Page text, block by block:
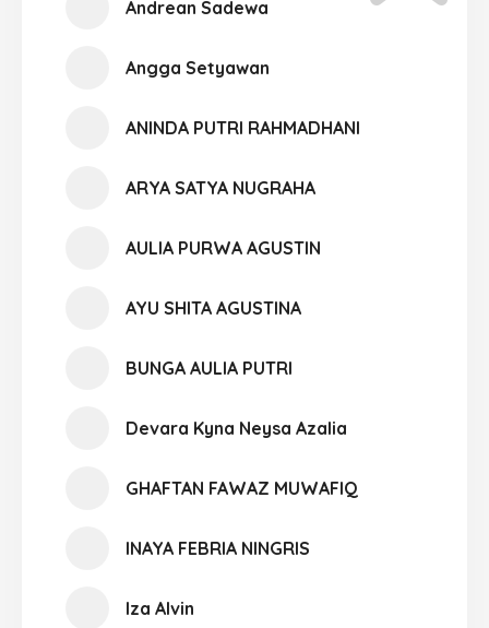
Andrean Sadewa
Angga Setyawan
ANINDA PUTRI RAHMADHANI
ARYA SATYA NUGRAHA
AULIA PURWA AGUSTIN
AYU SHITA AGUSTINA
BUNGA AULIA PUTRI
Devara Kyna Neysa Azalia
GHAFTAN FAWAZ MUWAFIQ
INAYA FEBRIA NINGRIS
Iza Alvin